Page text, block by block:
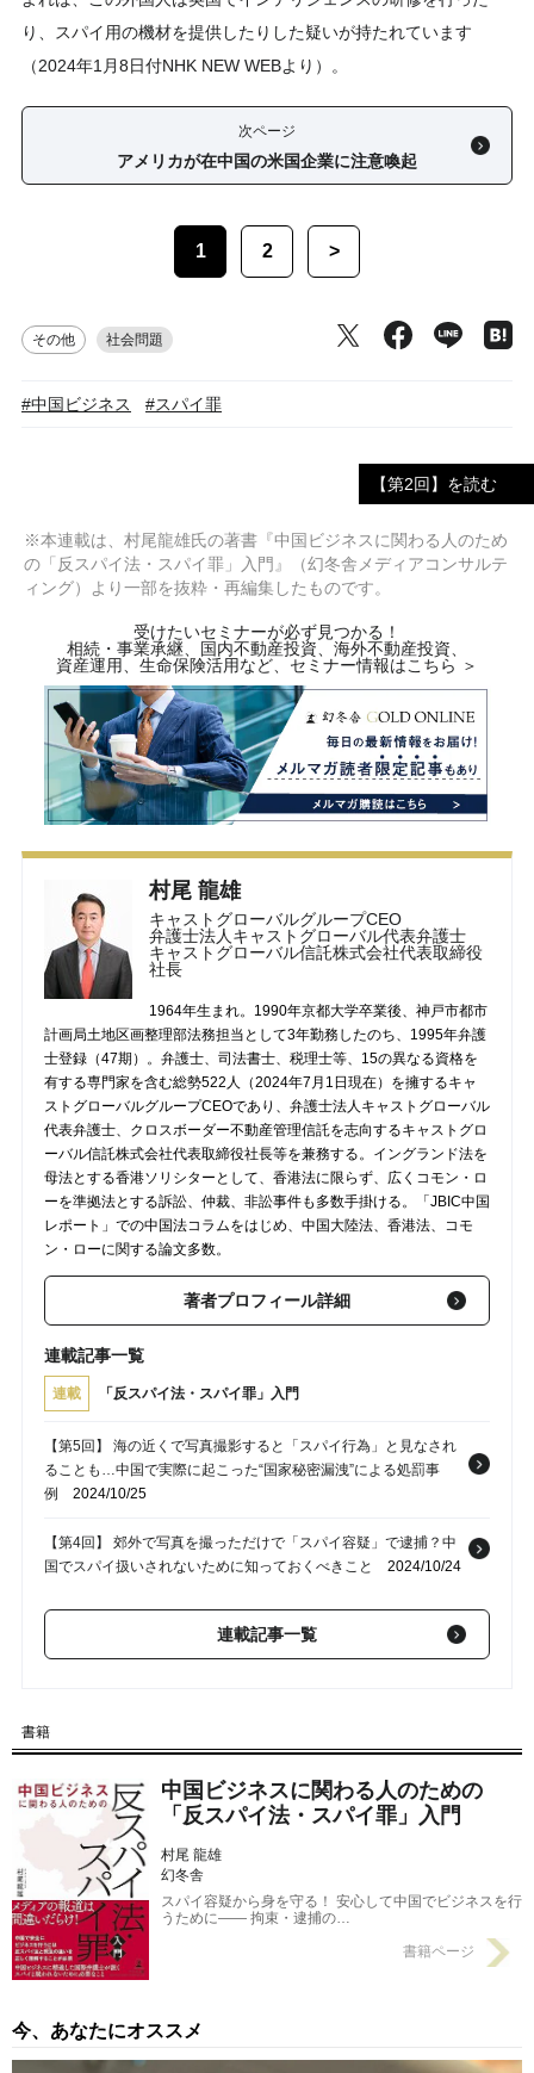
り、スパイ用の機材を提供したりした疑いが持たれています
（2024年1月8日付NHK NEW WEBより）。
次ページ
アメリカが在中国の米国企業に注意喚起
1 2 >
その他 社会問題
#中国ビジネス #スパイ罪
【第2回】を読む
※本連載は、村尾龍雄氏の著書『中国ビジネスに関わる人のため
の「反スパイ法・スパイ罪」入門』（幻冬舎メディアコンサルテ
ィング）より一部を抜粋・再編集したものです。
受けたいセミナーが必ず見つかる！
相続・事業承継、国内不動産投資、海外不動産投資、
資産運用、生命保険活用など、セミナー情報はこちら ＞
村尾 龍雄
キャストグローバルグループCEO
弁護士法人キャストグローバル代表弁護士
キャストグローバル信託株式会社代表取締役
社長
1964年生まれ。1990年京都大学卒業後、神戸市都市
計画局土地区画整理部法務担当として3年勤務したのち、1995年弁護
士登録（47期）。弁護士、司法書士、税理士等、15の異なる資格を
有する専門家を含む総勢522人（2024年7月1日現在）を擁するキャ
ストグローバルグループCEOであり、弁護士法人キャストグローバル
代表弁護士、クロスボーダー不動産管理信託を志向するキャストグロ
ーバル信託株式会社代表取締役社長等を兼務する。イングランド法を
母法とする香港ソリシターとして、香港法に限らず、広くコモン・ロ
ーを準拠法とする訴訟、仲裁、非訟事件も多数手掛ける。「JBIC中国
レポート」での中国法コラムをはじめ、中国大陸法、香港法、コモ
ン・ローに関する論文多数。
著者プロフィール詳細
連載記事一覧
連載 「反スパイ法・スパイ罪」入門
【第5回】 海の近くで写真撮影すると「スパイ行為」と見なされ
ることも…中国で実際に起こった“国家秘密漏洩”による処罰事
例
2024/10/25
【第4回】 郊外で写真を撮っただけで「スパイ容疑」で逮捕？中
国でスパイ扱いされないために知っておくべきこと
2024/10/24
【第3回】 きっかけは2013年の政権交代…近年中国で「スパイ容
疑・スパイ罪」による逮捕者が続出している理由
国本土の中国人」である事情
連載記事一覧
書籍
中国ビジネスに関わる人のための
「反スパイ法・スパイ罪」入門
村尾 龍雄
幻冬舎
スパイ容疑から身を守る！ 安心して中国でビジネスを行
うために―― 拘束・逮捕の…
書籍ページ
今、あなたにオススメ